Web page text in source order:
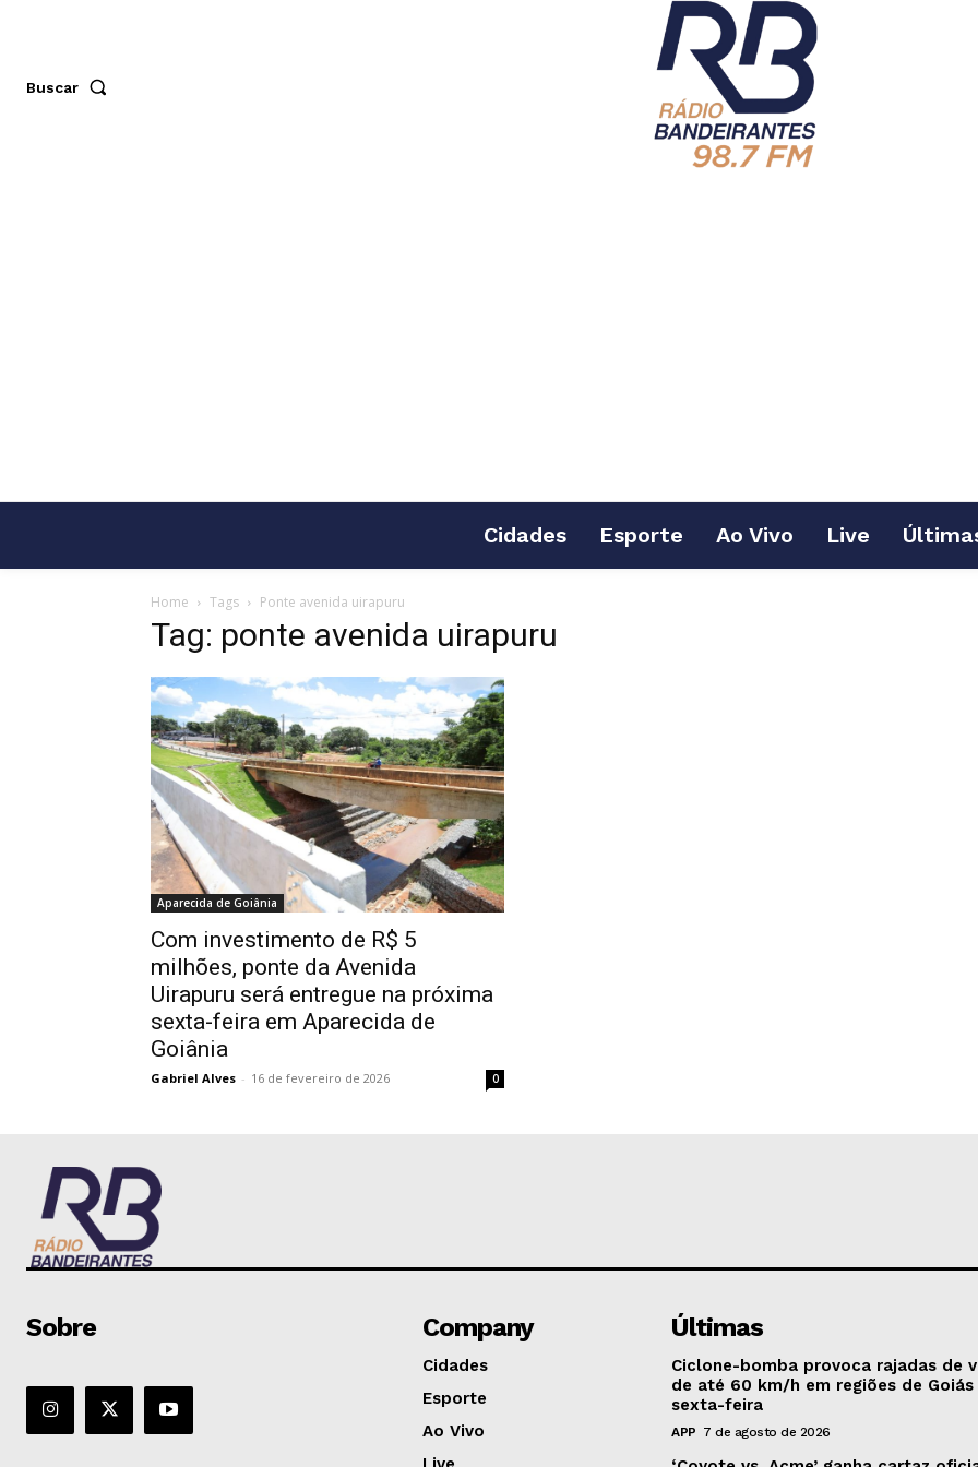
Buscar
Cidades Esporte Ao Vivo Live
Home Tags Ponte avenida uirapuru
Tag: ponte avenida uirapuru
Aparecida de Goiânia
Com investimento de R$ 5
milhões, ponte da Avenida
Uirapuru será entregue na próxima
sexta-feira em Aparecida de
Goiânia
Gabriel Alves - 16 de fevereiro de 2026 0
Sobre Company
Cidades
Esporte
Ao Vivo
Últimas
Ciclone-bomba provoca rajadas de
de até 60 km/h em regiões de
sexta-feira
APP 7 de agosto de 2026